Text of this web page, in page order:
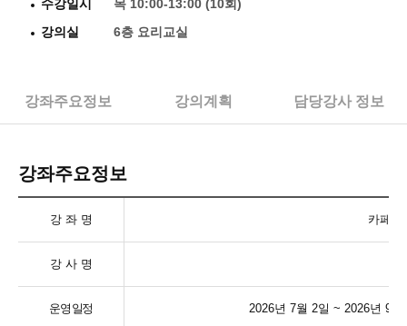
수강일시
목 10:00-13:00 (10회)
강의실
6층 요리교실
강좌주요정보 강의계획 담당강사 정보
강좌주요정보
강 좌 명 카페
강 사 명
운영 일정 2026년 7월 2일 ~ 2026년 9